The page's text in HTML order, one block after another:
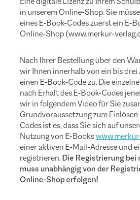
in unserem Online-Shop. Sie
eines E-Book-Codes zuerst ein E-
Online-Shop (www.merkur-
Nach Ihrer Bestellung über den
wir Ihnen innerhalb von ein bis
einen E-Book-Code zu. Die
nach Erhalt des E-Book-Codes
wir in folgendem Video für Sie
Grundvoraussetzung zum Einlösen
Codes ist es, dass Sie sich auf
Nutzung von E-Books
einer aktiven E-Mail-Adresse und
registrieren.Die Registrierung bei
muss unabhängig von der
Online-Shop erfolgen!